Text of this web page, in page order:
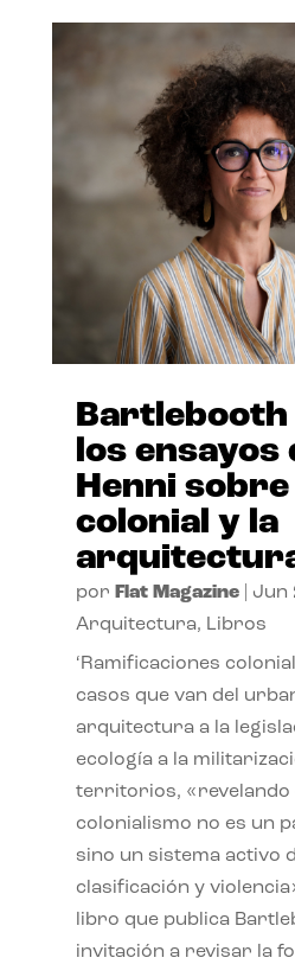
Bartlebooth
los ensayos
Henni
colonial y la
por Flat Magazine| Jun
Arquitectura, Libros
‘Ramificaciones
casos que van del
arquitectura a la
ecología a la
territorios, «revelando
colonialismo no es un
sino un sistema activo
clasificación y
libro que publica
invitación a revisar la